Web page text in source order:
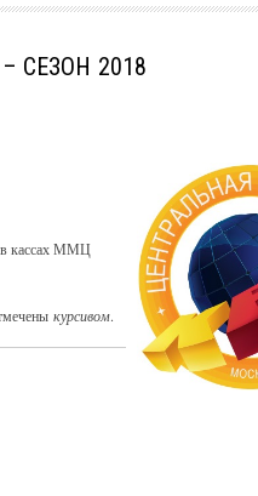
СЕЗОН 2018
кассах ММЦ
курсивом.